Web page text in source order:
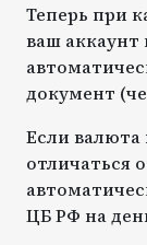
Теперь при
ваш
документ
Если валюта
отличаться
ЦБ РФ на